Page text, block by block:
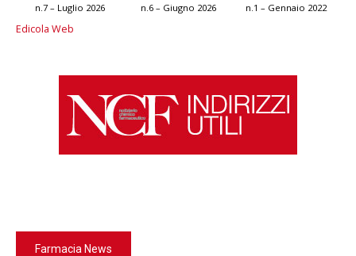
n.7 – Luglio 2026 n.6 – Giugno 2026 n.1 – Gennaio 2022
Edicola Web
Farmacia News